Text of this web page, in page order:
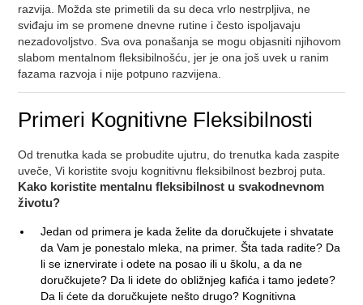
razvija. Možda ste primetili da su deca vrlo nestrpljiva, ne
sviđaju im se promene dnevne rutine i često ispoljavaju
nezadovoljstvo. Sva ova ponašanja se mogu objasniti njihovom
slabom mentalnom fleksibilnošću, jer je ona još uvek u ranim
fazama razvoja i nije potpuno razvijena.
Primeri Kognitivne Fleksibilnosti
Od trenutka kada se probudite ujutru, do trenutka kada zaspite
uveče, Vi koristite svoju kognitivnu fleksibilnost bezbroj puta.
Kako koristite mentalnu fleksibilnost u svakodnevnom
životu?
Jedan od primera je kada želite da doručkujete i shvatate
da Vam je ponestalo mleka, na primer. Šta tada radite? Da
li se iznervirate i odete na posao ili u školu, a da ne
doručkujete? Da li idete do obližnjeg kafića i tamo jedete?
Da li ćete da doručkujete nešto drugo? Kognitivna